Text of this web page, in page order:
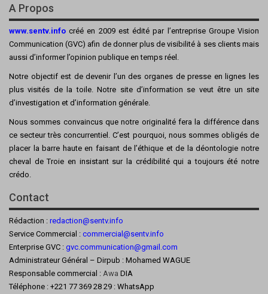
A Propos
www.sentv.info créé en 2009 est édité par l’entreprise Groupe Vision
Communication (GVC) afin de donner plus de visibilité à ses clients mais
aussi d’informer l’opinion publique en temps réel.
Notre objectif est de devenir l’un des organes de presse en lignes les
plus visités de la toile. Notre site d’information se veut être un site
d’investigation et d’information générale.
Nous sommes convaincus que notre originalité fera la différence dans
ce secteur très concurrentiel. C’est pourquoi, nous sommes obligés de
placer la barre haute en faisant de l’éthique et de la déontologie notre
cheval de Troie en insistant sur la crédibilité qui a toujours été notre
crédo.
Contact
Rédaction : redaction@sentv.info
Service Commercial : commercial@sentv.info
Enterprise GVC : gvc.communication@gmail.com
Administrateur Général – Dirpub : Mohamed WAGUE
Responsable commercial : Awa DIA
Téléphone : +221 77 369 28 29 : WhatsApp